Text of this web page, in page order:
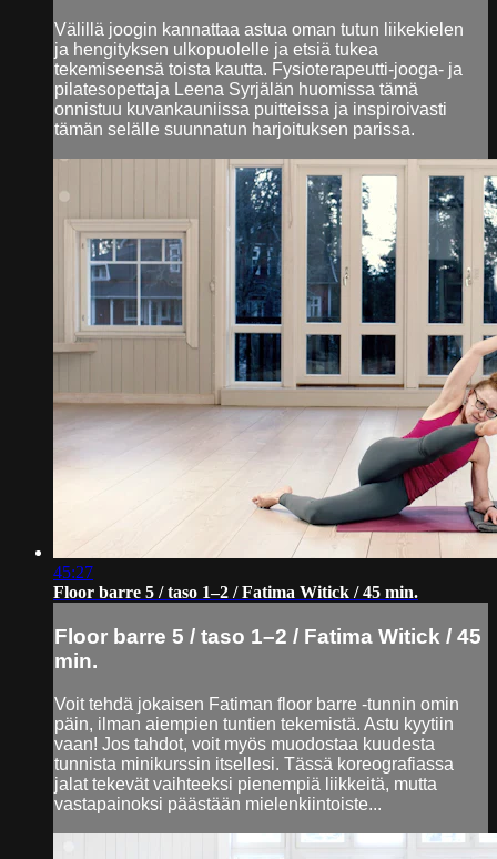
Välillä joogin kannattaa astua oman tutun liikekielen
ja hengityksen ulkopuolelle ja etsiä tukea
tekemiseensä toista kautta. Fysioterapeutti-jooga- ja
pilatesopettaja Leena Syrjälän huomissa tämä
onnistuu kuvankauniissa puitteissa ja inspiroivasti
tämän selälle suunnatun harjoituksen parissa.
45:27
Floor barre 5 / taso 1–2 / Fatima Witick / 45 min.
Floor barre 5 / taso 1–2 / Fatima Witick / 45
min.
Voit tehdä jokaisen Fatiman floor barre -tunnin omin
päin, ilman aiempien tuntien tekemistä. Astu kyytiin
vaan! Jos tahdot, voit myös muodostaa kuudesta
tunnista minikurssin itsellesi. Tässä koreografiassa
jalat tekevät vaihteeksi pienempiä liikkeitä, mutta
vastapainoksi päästään mielenkiintoiste...